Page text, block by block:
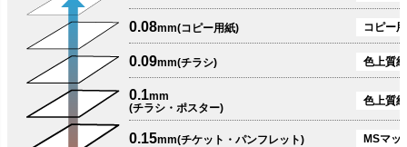
0.08mm(コピー用紙) コピー
0.09mm(チラシ) 色上質
0.1mm
(チラシ・ポスター)
色上質
0.15mm(チケット・パンフレット) MSマッ